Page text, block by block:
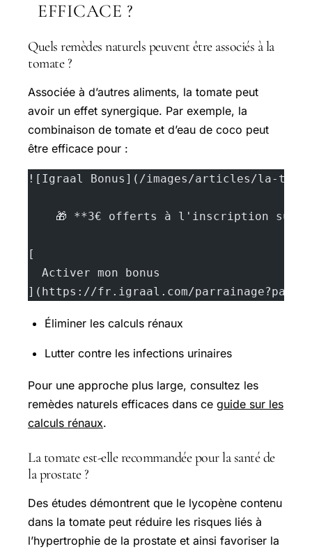
EFFICACE ?
Quels remèdes naturels peuvent être associés à la
tomate ?
Associée à d’autres aliments, la tomate peut
avoir un effet synergique. Par exemple, la
combinaison de tomate et d’eau de coco peut
être efficace pour :
![Igraal Bonus](/images/articles/la-
🎁 **3€ offerts à l'inscription sur
[
  Activer mon bonus
](https://fr.igraal.com/
Éliminer les calculs rénaux
Lutter contre les infections urinaires
Pour une approche plus large, consultez les
remèdes naturels efficaces dans ce guide sur les
calculs rénaux.
La tomate est-elle recommandée pour la santé de
la prostate ?
Des études démontrent que le lycopène contenu
dans la tomate peut réduire les risques liés à
l’hypertrophie de la prostate et ainsi favoriser la